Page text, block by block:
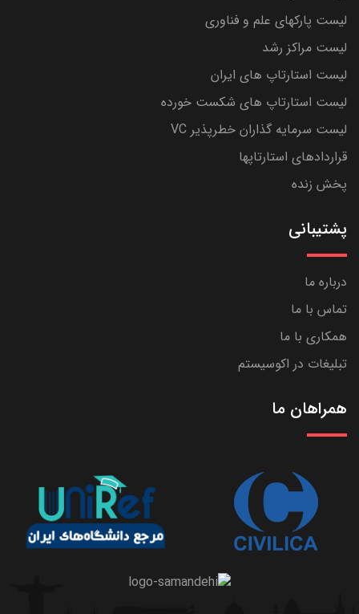
لیست پارکهای علم و فناوری
لیست مراکز رشد
لیست استارتاپ های ایران
لیست استارتاپ های شکست خورده
لیست سرمایه گذاران خطرپذیر VC
قراردادهای استارتاپها
پخش زنده
پشتیبانی
درباره ما
تماس با ما
همکاری با ما
تبلیغات در اکوسیستم
همراهان ما